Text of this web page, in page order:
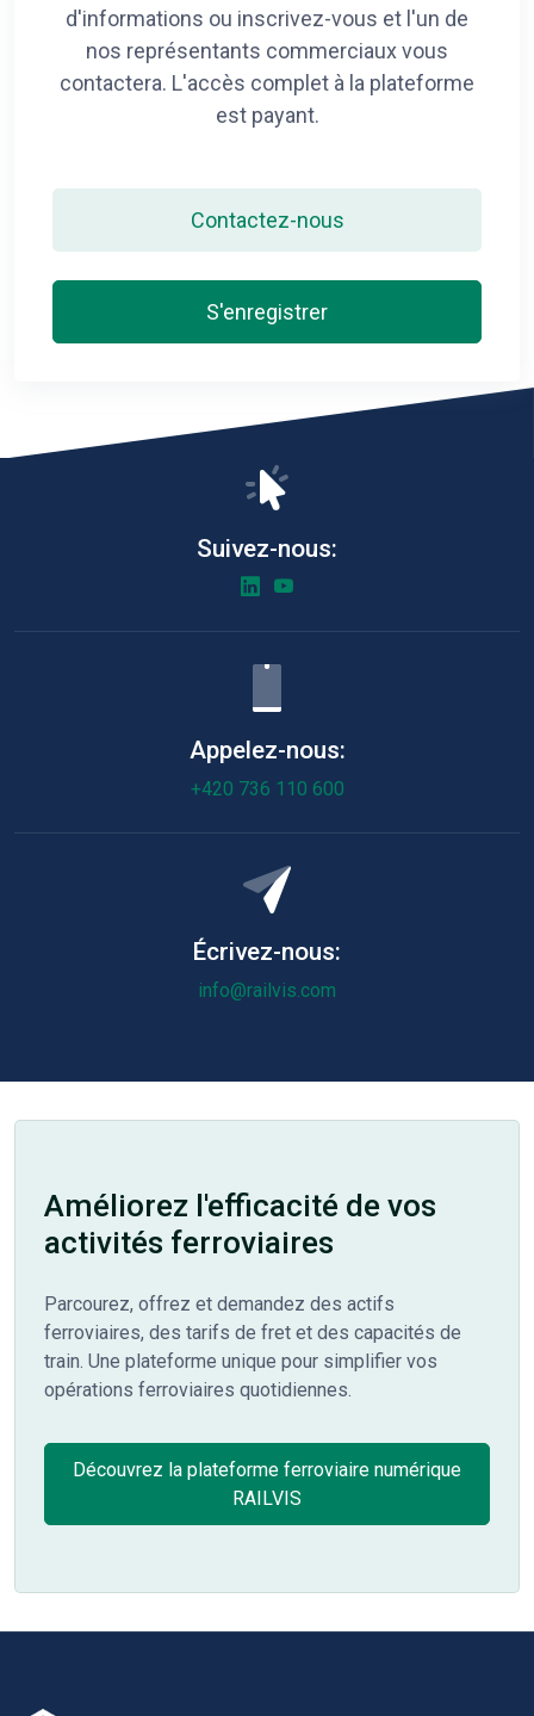
d'informations ou inscrivez-vous et l'un de
nos représentants commerciaux vous
contactera. L'accès complet à la plateforme
est payant.
Contactez-nous
S'enregistrer
Suivez-nous:
Appelez-nous:
+420 736 110 600
Écrivez-nous:
info@railvis.com
Améliorez l'efficacité de vos
activités ferroviaires
Parcourez, offrez et demandez des actifs
ferroviaires, des tarifs de fret et des capacités de
train. Une plateforme unique pour simplifier vos
opérations ferroviaires quotidiennes.
Découvrez la plateforme ferroviaire numérique
RAILVIS